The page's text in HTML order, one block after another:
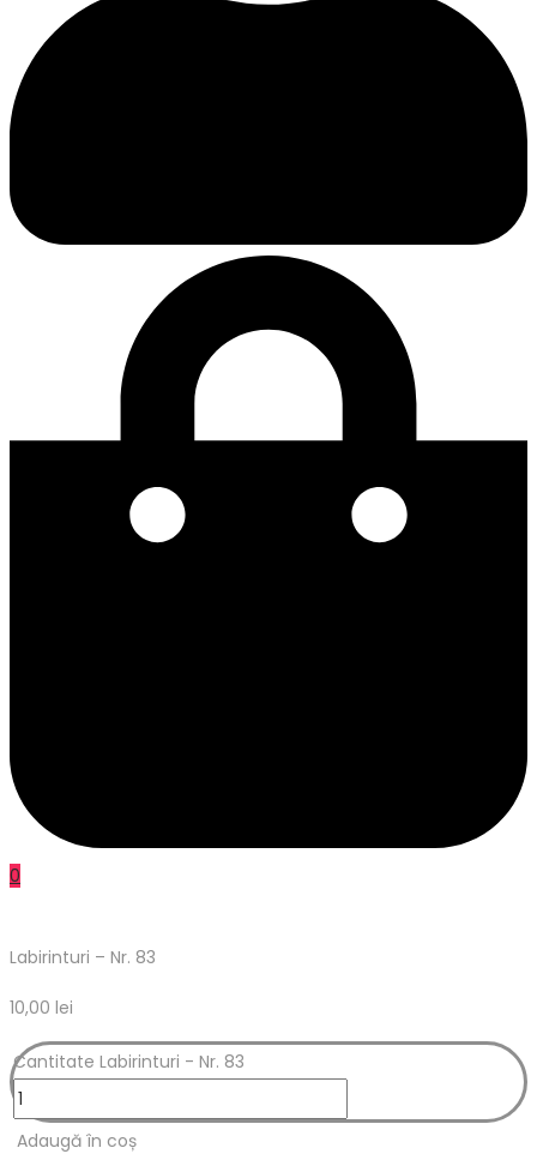
0
Labirinturi – Nr. 83
10,00 lei
Cantitate Labirinturi - Nr. 83
Adaugă în coș